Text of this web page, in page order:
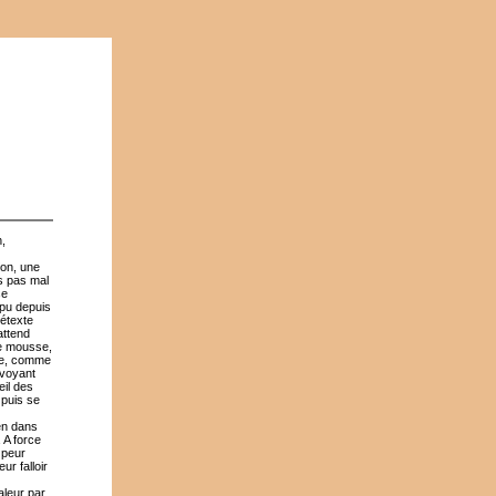
une
pas mal
depuis
mousse,
comme
des
se
dans
A force
peur
falloir
par